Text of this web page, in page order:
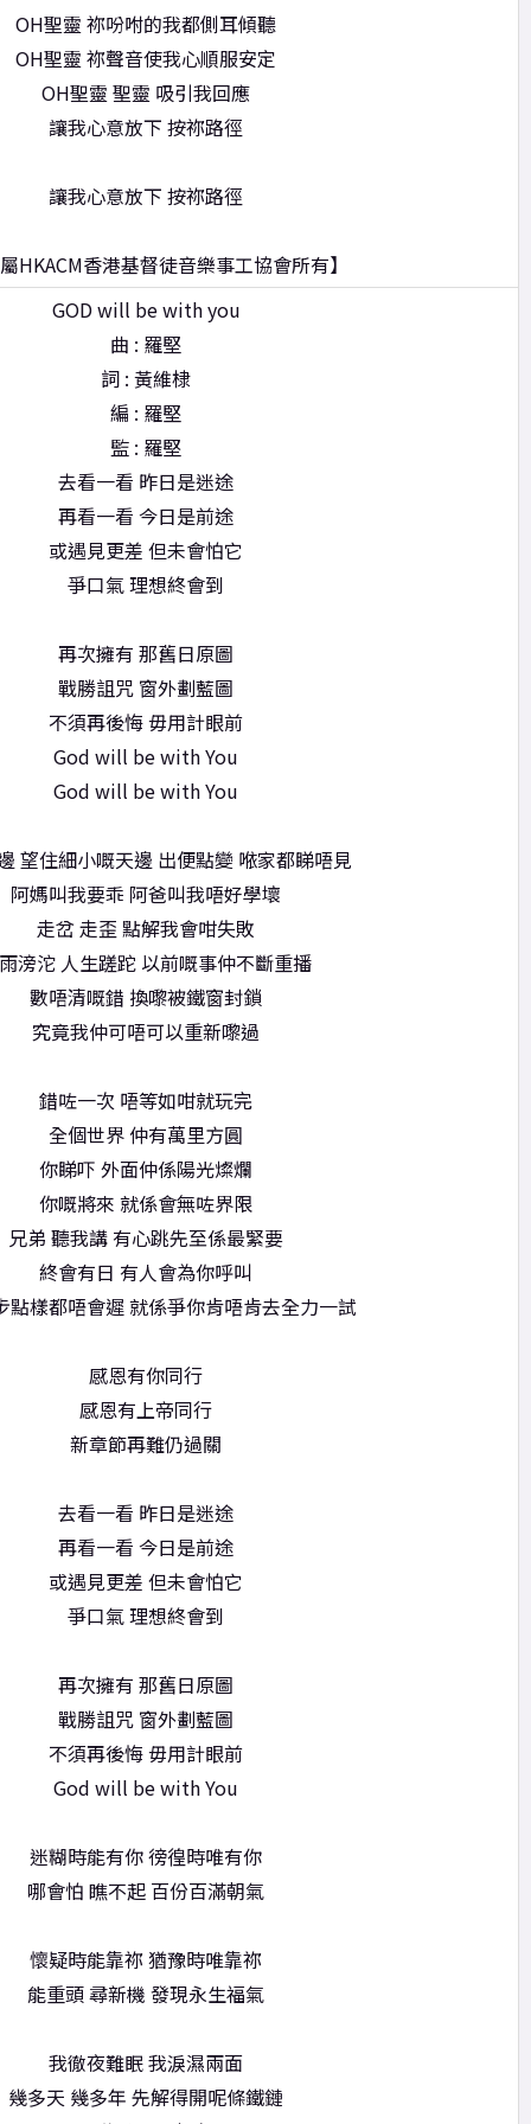
OH聖靈 祢吩咐的我都側耳傾聽
OH聖靈 祢聲音使我心順服安定
OH聖靈 聖靈 吸引我回應
讓我心意放下 按祢路徑
讓我心意放下 按祢路徑
HKACM香港基督徒音樂事工協會所有】
GOD will be with you
曲 : 羅堅
詞 : 黃維棣
編 : 羅堅
監 : 羅堅
去看一看 昨日是迷途
再看一看 今日是前途
或遇見更差 但未會怕它
爭口氣 理想終會到
再次擁有 那舊日原圖
戰勝詛咒 窗外劃藍圖
不須再後悔 毋用計眼前
God will be with You
God will be with You
望住細小嘅天邊 出便點變 𠵱家都睇唔見
阿媽叫我要乖 阿爸叫我唔好學壞
走岔 走歪 點解我會咁失敗
滂沱 人生蹉跎 以前嘅事仲不斷重播
數唔清嘅錯 換嚟被鐵窗封鎖
究竟我仲可唔可以重新嚟過
錯咗一次 唔等如咁就玩完
全個世界 仲有萬里方圓
你睇吓 外面仲係陽光燦爛
你嘅將來 就係會無咗界限
兄弟 聽我講 有心跳先至係最緊要
終會有日 有人會為你呼叫
點樣都唔會遲 就係爭你肯唔肯去全力一試
感恩有你同行
感恩有上帝同行
新章節再難仍過關
去看一看 昨日是迷途
再看一看 今日是前途
或遇見更差 但未會怕它
爭口氣 理想終會到
再次擁有 那舊日原圖
戰勝詛咒 窗外劃藍圖
不須再後悔 毋用計眼前
God will be with You
迷糊時能有你 徬徨時唯有你
哪會怕 瞧不起 百份百滿朝氣
懷疑時能靠祢 猶豫時唯靠祢
能重頭 尋新機 發現永生福氣
我徹夜難眠 我淚濕兩面
幾多天 幾多年 先解得開呢條鐵鏈